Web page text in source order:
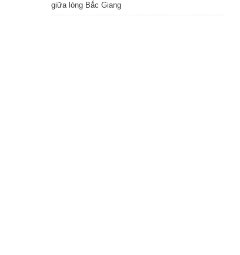
giữa lòng Bắc Giang